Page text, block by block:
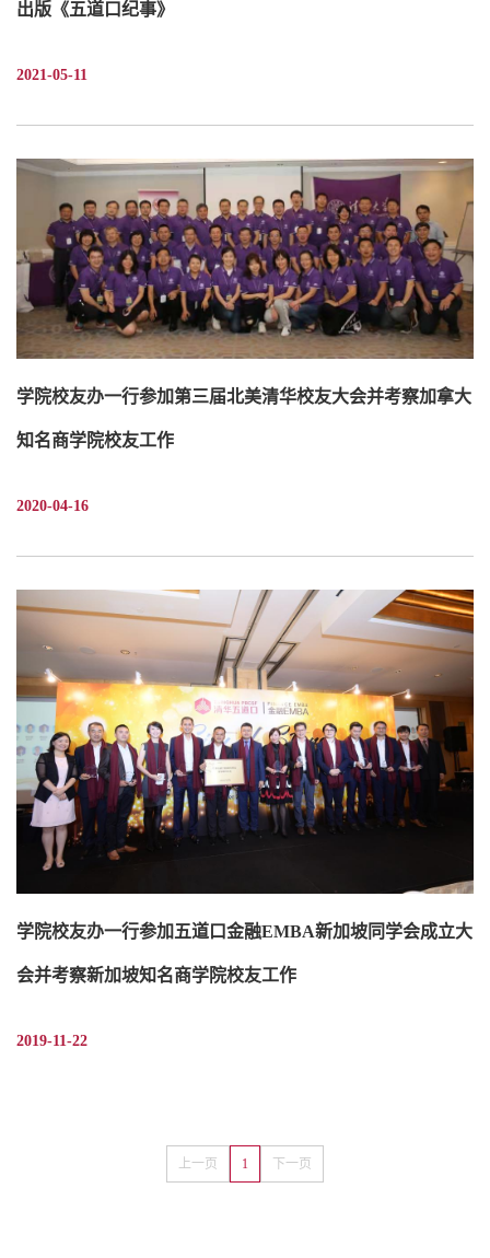
出版《五道口纪事》
2021-05-11
学院校友办一行参加第三届北美清华校友大会并考察加拿大
知名商学院校友工作
2020-04-16
学院校友办一行参加五道口金融EMBA新加坡同学会成立大
会并考察新加坡知名商学院校友工作
2019-11-22
上一页 1 下一页